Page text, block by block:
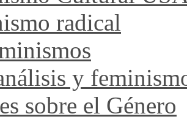
radical
y
sobre el Género